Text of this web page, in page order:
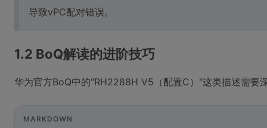
导致vPC配对错误。
1.2 BoQ解读的进阶技巧
华为官方BoQ中的"RH2288H V5（配置C）"这类描述需要
MARKDOWN